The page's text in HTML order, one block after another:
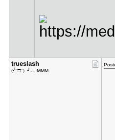
trueslash
(╯°□°）╯︵ MMM